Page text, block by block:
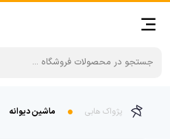
پژواک هابی ماشین دیوانه